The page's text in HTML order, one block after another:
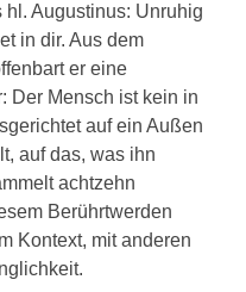
Augustinus: Unruhig
in dir. Aus dem
er eine
Der Mensch ist kein in
auf ein Außen
auf das, was ihn
achtzehn
Berührtwerden
Kontext, mit anderen